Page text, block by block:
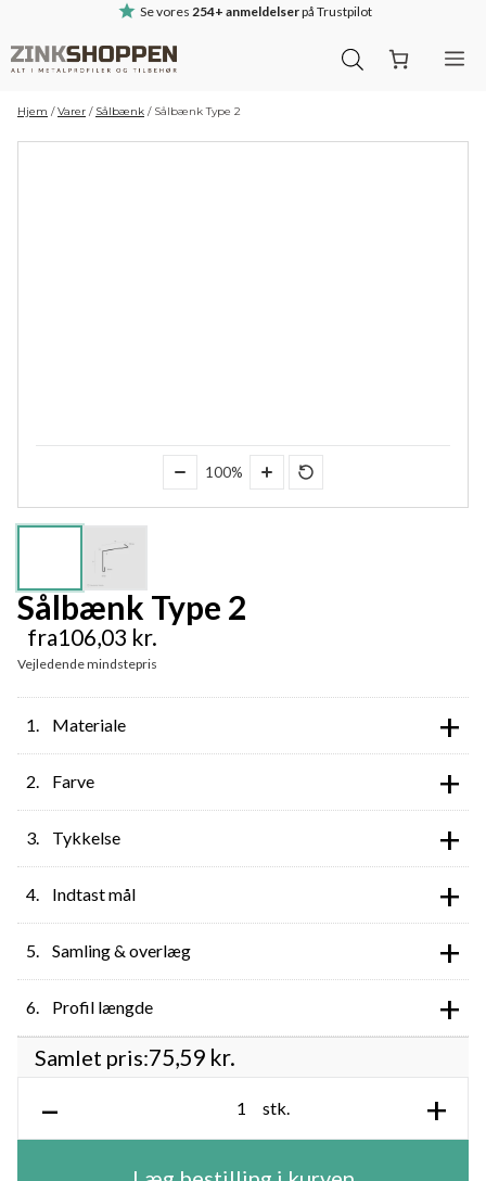
indhold
Se vores 254+ anmeldelserpå Trustpilot
Hjem /Varer / Sålbænk / Sålbænk Type 2
100%
Sålbænk Type 2
fra106,03 kr.
Vejledende mindstepris
Materiale +
Farve +
Tykkelse +
Indtast mål +
Samling & overlæg +
Profil længde +
Samlet pris:75,59 kr.
– stk. +